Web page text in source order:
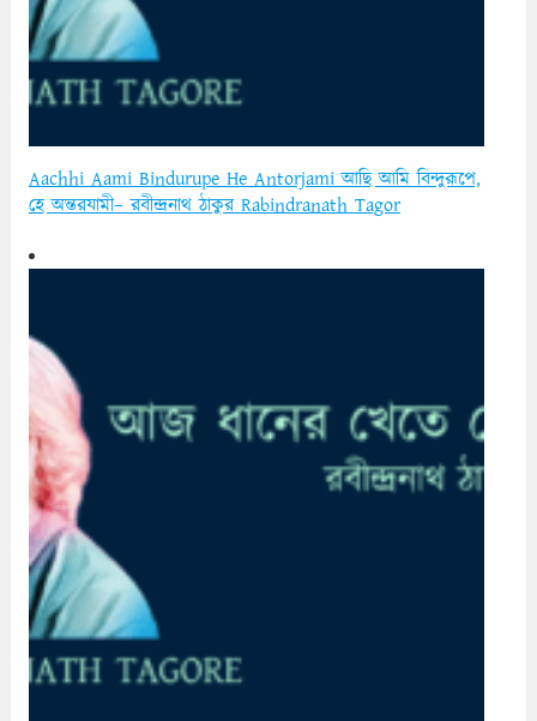
Aachhi Aami Bindurupe He Antorjami আছি আমি বিন্দুরূপে,
হে অন্তরযামী– রবীন্দ্রনাথ ঠাকুর Rabindranath Tagor